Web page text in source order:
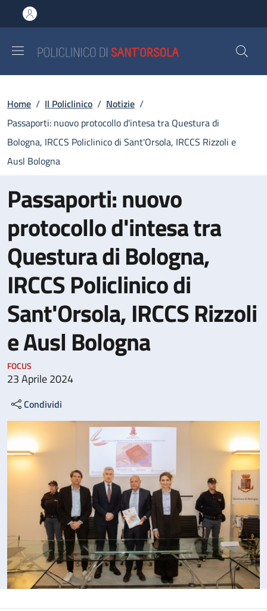
al contenuto principale
to footer content
Briciole di pane
Home / Il Policlinico / Notizie /
Passaporti: nuovo protocollo d'intesa tra Questura di
Bologna, IRCCS Policlinico di Sant'Orsola, IRCCS Rizzoli e
Ausl Bologna
Passaporti: nuovo
protocollo d'intesa tra
Questura di Bologna,
IRCCS Policlinico di
Sant'Orsola, IRCCS Rizzoli
e Ausl Bologna
FOCUS
23 Aprile 2024
Condividi